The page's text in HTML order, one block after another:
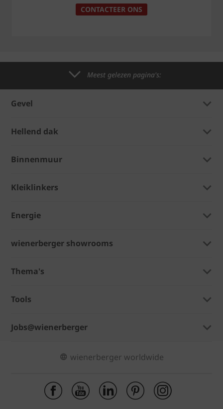
CONTACTEER ONS
Meest gelezen pagina's:
Gevel
Hellend dak
Binnenmuur
Kleiklinkers
Energie
wienerberger showrooms
Thema's
Tools
Jobs@wienerberger
wienerberger worldwide